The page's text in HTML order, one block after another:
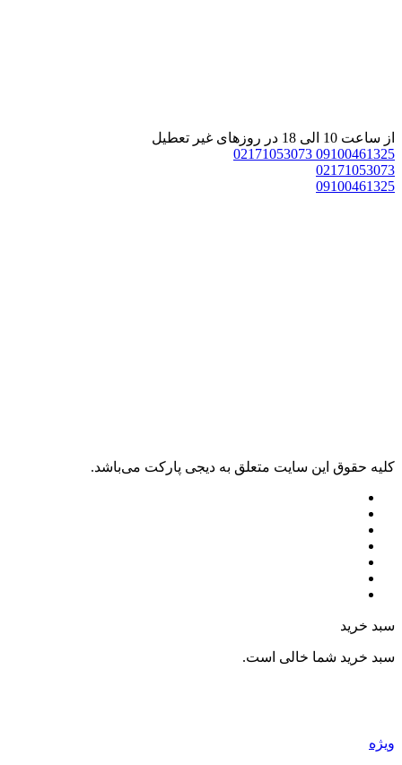
ساعت 10 الی 18 در روزهای غیر تعطیل
02171053073
حقوق اين سايت متعلق به دیجی پارکت می‌باشد.
خرید
خرید شما خالی است.